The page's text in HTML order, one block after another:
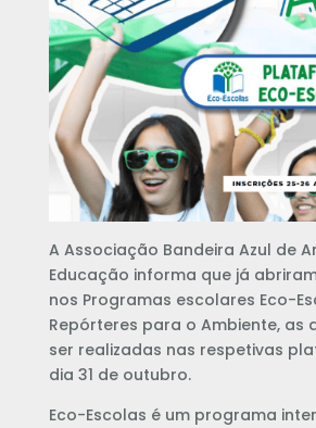
A Associação Bandeira Azul de
Educação informa que já
nos Programas escolares Eco-
Repórteres para o Ambiente, as
ser realizadas nas respetivas
dia 31 de outubro.
Eco-Escolas é um programa